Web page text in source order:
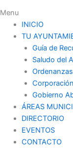
Menu
INICIO
TU
Guía de
Saludo del
Gobierno
ÁREAS
DIRECTORIO
EVENTOS
CONTACTO